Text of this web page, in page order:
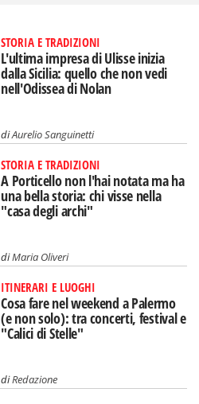
STORIA E TRADIZIONI
L'ultima impresa di Ulisse inizia
dalla Sicilia: quello che non vedi
nell'Odissea di Nolan
diAurelio Sanguinetti
STORIA E TRADIZIONI
A Porticello non l'hai notata ma ha
una bella storia: chi visse nella
"casa degli archi"
diMaria Oliveri
ITINERARI E LUOGHI
Cosa fare nel weekend a Palermo
(e non solo): tra concerti, festival e
"Calici di Stelle"
diRedazione